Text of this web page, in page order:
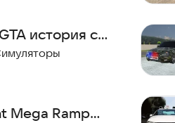
история с
Mega Ramp